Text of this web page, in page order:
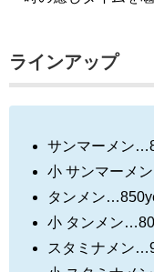
ラインアップ
サンマーメン
小 サンマーメ
タンメン
小 タンメン
スタミナメン